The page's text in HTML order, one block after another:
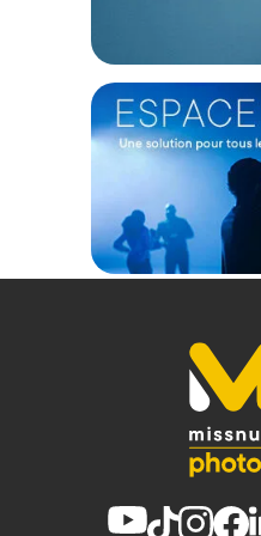
Sa coque en résine NK-7
loquets PowerClaw. Grâce
verrouillage et de fermeture
fermée et sécurisée jusqu'à
Autre caractéristique
maintien du couvercle moulé
particularité, le couvercle
Confort et maniabilité
Les roues en polyuréthane
affronter tous les terrains
se rétractent, pour éviter
lors des voyages ou du
est également équipée
pression automatique et
accueillir des panneaux
de trous afin que la mallette
Protection maximale
La valise Nanuk 935 peut